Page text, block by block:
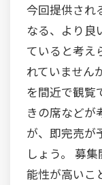
今回提供され
なる、より良
ていると考え
れていません
を間近で観覧
きの席などが
が、即完売が
しょう。 募
能性が高いこ